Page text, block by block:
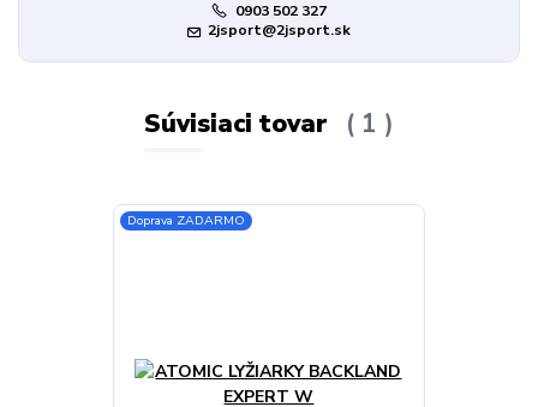
0903 502 327
2jsport@2jsport.sk
Súvisiaci tovar 1
Doprava ZADARMO